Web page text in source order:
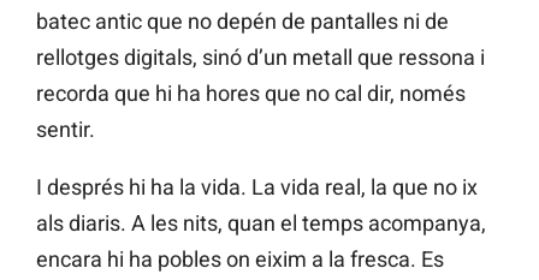
batec antic que no depén de pantalles ni de
rellotges digitals, sinó d’un metall que ressona i
recorda que hi ha hores que no cal dir, només
sentir.
I després hi ha la vida. La vida real, la que no ix
als diaris. A les nits, quan el temps acompanya,
encara hi ha pobles on eixim a la fresca. Es